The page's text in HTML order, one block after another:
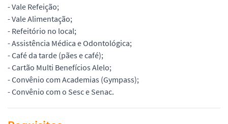
- Vale Refeição;
- Vale Alimentação;
- Refeitório no local;
- Assistência Médica e Odontológica;
- Café da tarde (pães e café);
- Cartão Multi Benefícios Alelo;
- Convênio com Academias (Gympass);
- Convênio com o Sesc e Senac.